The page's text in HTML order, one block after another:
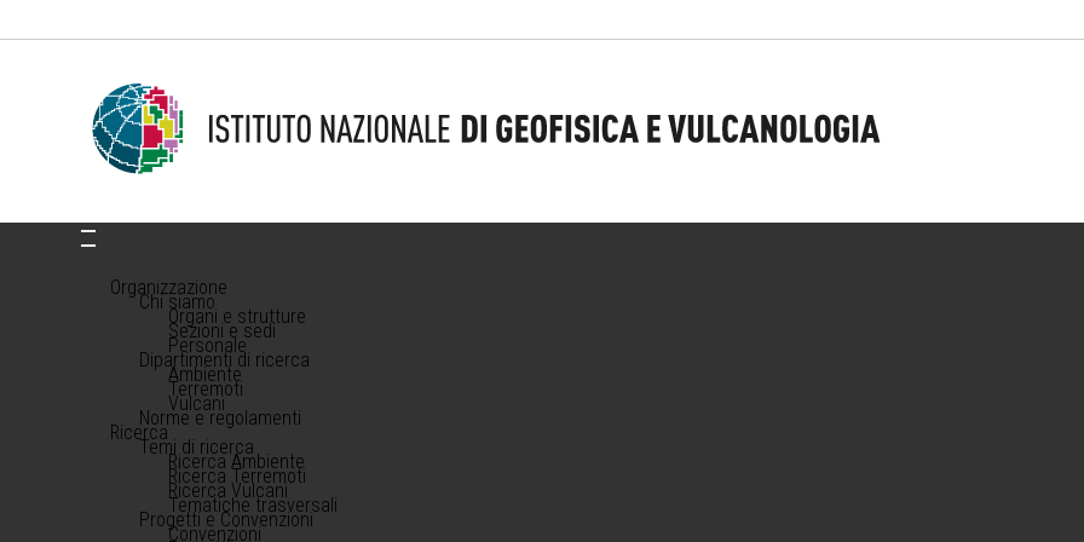
Organizzazione
Chi siamo
Organi e strutture
Sezioni e sedi
Personale
Dipartimenti di ricerca
Ambiente
Terremoti
Vulcani
Norme e regolamenti
Ricerca
Temi di ricerca
Ricerca Ambiente
Ricerca Terremoti
Ricerca Vulcani
Tematiche trasversali
Progetti e Convenzioni
Convenzioni